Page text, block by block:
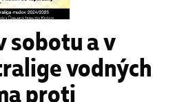
sobotu a v
vodných
proti